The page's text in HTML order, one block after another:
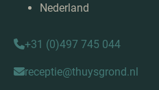
Nederland
+31 (0)497 745 044
receptie@thuysgrond.nl